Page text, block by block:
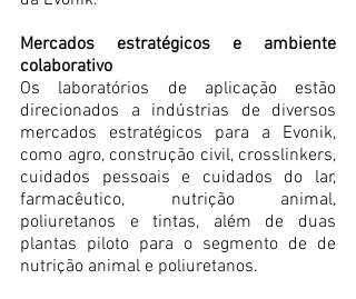
Mercados estratégicos e ambiente
colaborativo
Os laboratórios de aplicação estão
direcionados a indústrias de diversos
mercados estratégicos para a Evonik,
como agro, construção civil, crosslinkers,
cuidados pessoais e cuidados do lar,
farmacêutico, nutrição animal,
poliuretanos e tintas, além de duas
plantas piloto para o segmento de de
nutrição animal e poliuretanos.